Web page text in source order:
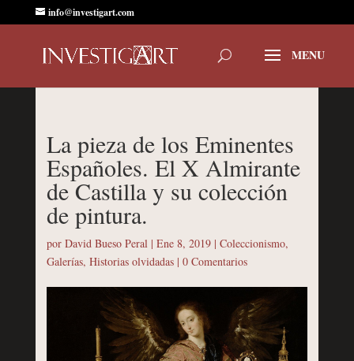
info@investigart.com
La pieza de los Eminentes
Españoles. El X Almirante
de Castilla y su colección
de pintura.
por David Bueso Peral| Ene 8, 2019| Coleccionismo,
Galerías, Historias olvidadas| 0 Comentarios